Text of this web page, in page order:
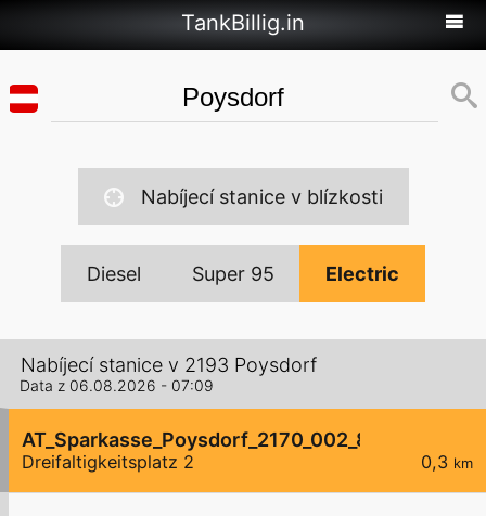
TankBillig.in
Nabíjecí stanice v blízkosti
Diesel Super 95 Electric
Nabíjecí stanice v 2193 Poysdorf
Data z 06.08.2026 - 07:09
0,3 km
AT_Sparkasse_Poysdorf_2170_002_8211012707
Dreifaltigkeitsplatz 2